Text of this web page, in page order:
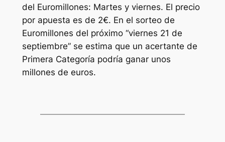
del Euromillones: Martes y viernes. El precio
por apuesta es de 2€. En el sorteo de
Euromillones del próximo “viernes 21 de
septiembre” se estima que un acertante de
Primera Categoría podría ganar unos
millones de euros.